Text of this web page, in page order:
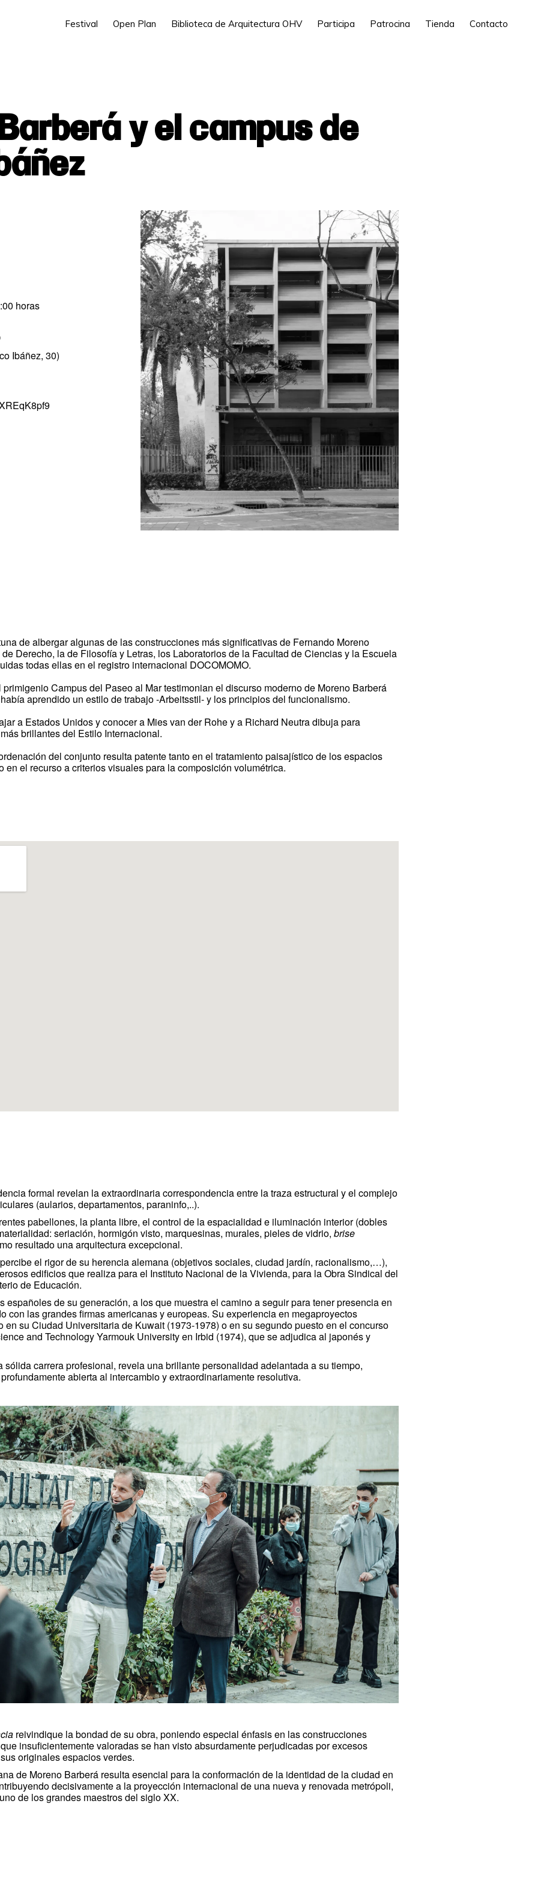
Festival Open Plan Biblioteca de Arquitectura OHV Participa Patrocina Tienda Contacto
y el campus de
horas
Ibáñez, 30)
de albergar algunas de las construcciones más significativas de Fernando Moreno
Derecho, la de Filosofía y Letras, los Laboratorios de la Facultad de Ciencias y la Escuela
todas ellas en el registro internacional DOCOMOMO.
Campus del Paseo al Mar testimonian el discurso moderno de Moreno Barberá
aprendido un estilo de trabajo -Arbeitsstil- y los principios del funcionalismo.
a Estados Unidos y conocer a Mies van der Rohe y a Richard Neutra dibuja para
brillantes del Estilo Internacional.
del conjunto resulta patente tanto en el tratamiento paisajístico de los espacios
en el recurso a criterios visuales para la composición volumétrica.
formal revelan la extraordinaria correspondencia entre la traza estructural y el complejo
(aularios, departamentos, paraninfo,..).
pabellones, la planta libre, el control de la espacialidad e iluminación interior (dobles
seriación, hormigón visto, marquesinas, murales, pieles de vidrio, brise
resultado una arquitectura excepcional.
el rigor de su herencia alemana (objetivos sociales, ciudad jardín, racionalismo,…),
edificios que realiza para el Instituto Nacional de la Vivienda, para la Obra Sindical del
de Educación.
españoles de su generación, a los que muestra el camino a seguir para tener presencia en
con las grandes firmas americanas y europeas. Su experiencia en megaproyectos
en su Ciudad Universitaria de Kuwait (1973-1978) o en su segundo puesto en el concurso
and Technology Yarmouk University en Irbid (1974), que se adjudica al japonés y
sólida carrera profesional, revela una brillante personalidad adelantada a su tiempo,
abierta al intercambio y extraordinariamente resolutiva.
reivindique la bondad de su obra, poniendo especial énfasis en las construcciones
insuficientemente valoradas se han visto absurdamente perjudicadas por excesos
originales espacios verdes.
de Moreno Barberá resulta esencial para la conformación de la identidad de la ciudad en
decisivamente a la proyección internacional de una nueva y renovada metrópoli,
de los grandes maestros del siglo XX.